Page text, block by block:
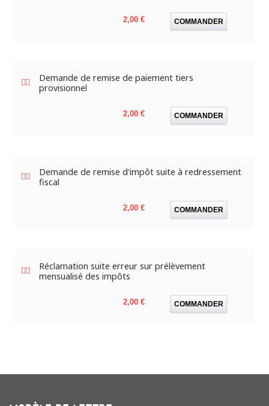
Prix
2,00 € COMMANDER
Demande de remise de paiement tiers
provisionnel
Prix
2,00 € COMMANDER
Demande de remise d'impôt suite à redressement
fiscal
Prix
2,00 € COMMANDER
Réclamation suite erreur sur prélèvement
mensualisé des impôts
Prix
2,00 € COMMANDER